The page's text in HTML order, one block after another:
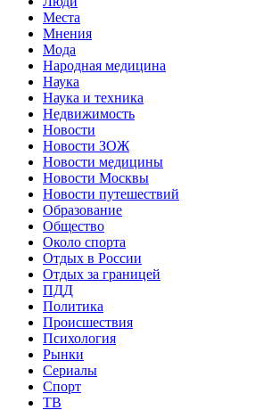
Места
Мнения
Мода
Народная медицина
Наука
Наука и техника
Недвижимость
Новости
Новости ЗОЖ
Новости медицины
Новости Москвы
Новости путешествий
Образование
Общество
Около спорта
Отдых в России
Отдых за границей
ПДД
Политика
Происшествия
Психология
Рынки
Сериалы
Спорт
ТВ